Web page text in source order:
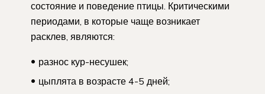
состояние и поведение птицы. Критическими
периодами, в которые чаще возникает
расклев, являются:
разнос кур-несушек;
цыплята в возрасте 4-5 дней;